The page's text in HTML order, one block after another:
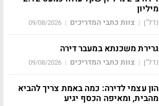
מיליון
נדל"ן | צוות כתבי המדריכים |
09/08/2026
גרירת משכנתא במעבר דירה
נדל"ן | צוות כתבי המדריכים |
09/08/2026
הון עצמי לדירה: כמה באמת צריך להביא
מהבית, ומאיפה הכסף יגיע